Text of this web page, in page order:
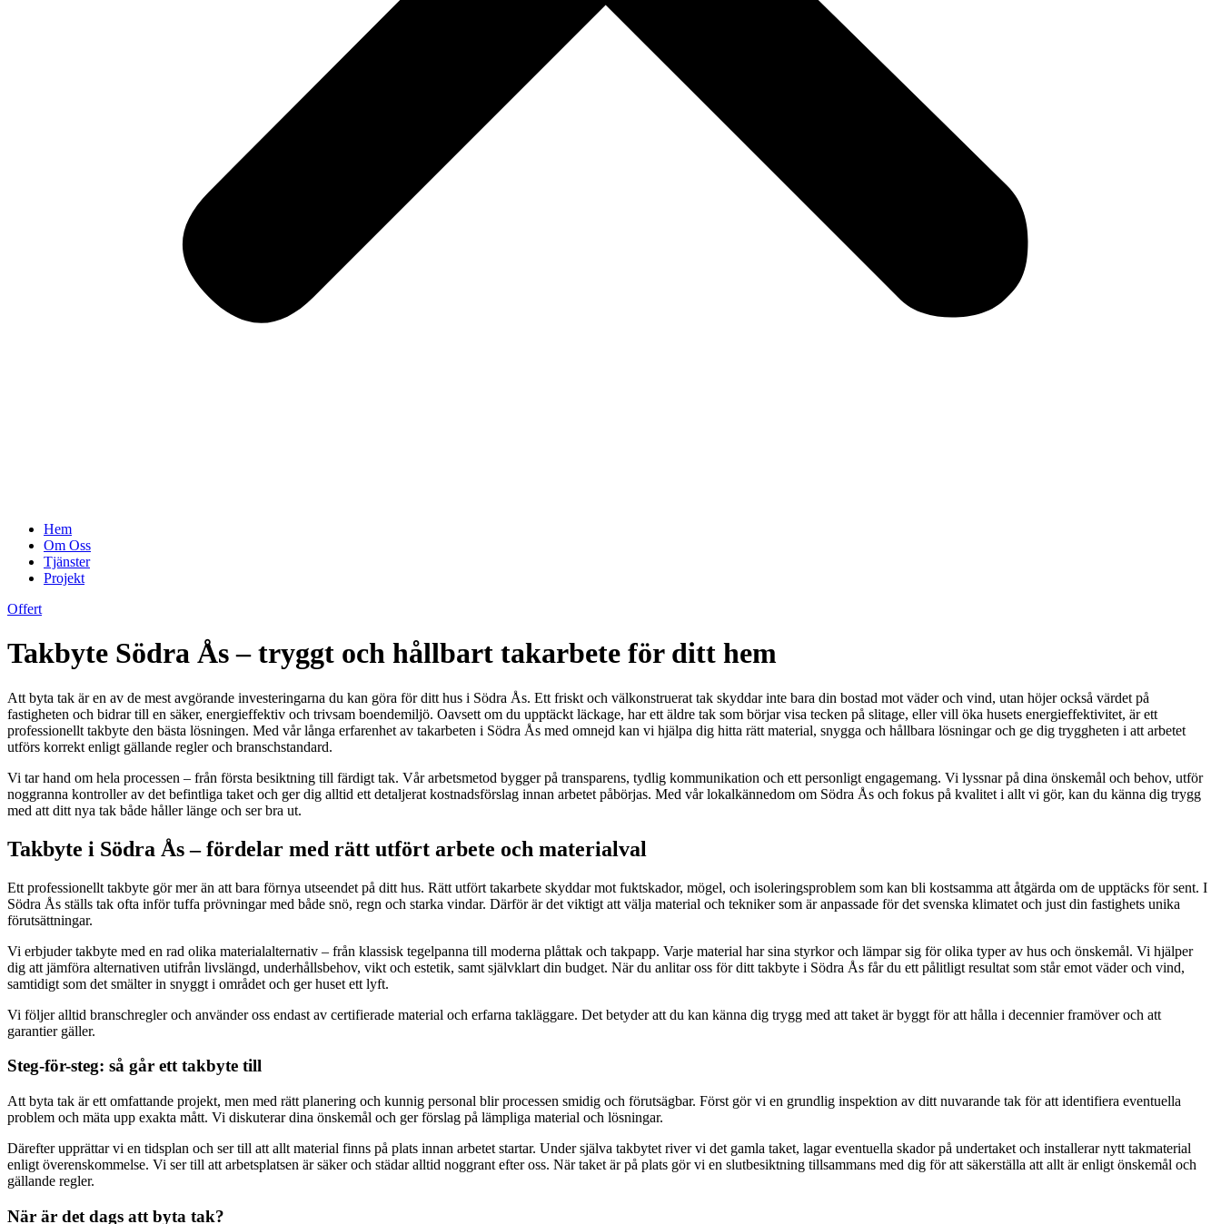
Hem
Om Oss
Tjänster
Projekt
Offert
Takbyte Södra Ås – tryggt och hållbart takarbete för ditt hem
Att byta tak är en av de mest avgörande investeringarna du kan göra för ditt hus i Södra Ås. Ett friskt och välkonstruerat tak skyddar inte bara din bostad mot väder och vind, utan höjer också värdet på
fastigheten och bidrar till en säker, energieffektiv och trivsam boendemiljö. Oavsett om du upptäckt läckage, har ett äldre tak som börjar visa tecken på slitage, eller vill öka husets energieffektivitet, är ett
professionellt takbyte den bästa lösningen. Med vår långa erfarenhet av takarbeten i Södra Ås med omnejd kan vi hjälpa dig hitta rätt material, snygga och hållbara lösningar och ge dig tryggheten i att arbetet
utförs korrekt enligt gällande regler och branschstandard.
Vi tar hand om hela processen – från första besiktning till färdigt tak. Vår arbetsmetod bygger på transparens, tydlig kommunikation och ett personligt engagemang. Vi lyssnar på dina önskemål och behov, utför
noggranna kontroller av det befintliga taket och ger dig alltid ett detaljerat kostnadsförslag innan arbetet påbörjas. Med vår lokalkännedom om Södra Ås och fokus på kvalitet i allt vi gör, kan du känna dig trygg
med att ditt nya tak både håller länge och ser bra ut.
Takbyte i Södra Ås – fördelar med rätt utfört arbete och materialval
Ett professionellt takbyte gör mer än att bara förnya utseendet på ditt hus. Rätt utfört takarbete skyddar mot fuktskador, mögel, och isoleringsproblem som kan bli kostsamma att åtgärda om de upptäcks för sent. I
Södra Ås ställs tak ofta inför tuffa prövningar med både snö, regn och starka vindar. Därför är det viktigt att välja material och tekniker som är anpassade för det svenska klimatet och just din fastighets unika
förutsättningar.
Vi erbjuder takbyte med en rad olika materialalternativ – från klassisk tegelpanna till moderna plåttak och takpapp. Varje material har sina styrkor och lämpar sig för olika typer av hus och önskemål. Vi hjälper
dig att jämföra alternativen utifrån livslängd, underhållsbehov, vikt och estetik, samt självklart din budget. När du anlitar oss för ditt takbyte i Södra Ås får du ett pålitligt resultat som står emot väder och vind,
samtidigt som det smälter in snyggt i området och ger huset ett lyft.
Vi följer alltid branschregler och använder oss endast av certifierade material och erfarna takläggare. Det betyder att du kan känna dig trygg med att taket är byggt för att hålla i decennier framöver och att
garantier gäller.
Steg-för-steg: så går ett takbyte till
Att byta tak är ett omfattande projekt, men med rätt planering och kunnig personal blir processen smidig och förutsägbar. Först gör vi en grundlig inspektion av ditt nuvarande tak för att identifiera eventuella
problem och mäta upp exakta mått. Vi diskuterar dina önskemål och ger förslag på lämpliga material och lösningar.
Därefter upprättar vi en tidsplan och ser till att allt material finns på plats innan arbetet startar. Under själva takbytet river vi det gamla taket, lagar eventuella skador på undertaket och installerar nytt takmaterial
enligt överenskommelse. Vi ser till att arbetsplatsen är säker och städar alltid noggrant efter oss. När taket är på plats gör vi en slutbesiktning tillsammans med dig för att säkerställa att allt är enligt önskemål och
gällande regler.
När är det dags att byta tak?